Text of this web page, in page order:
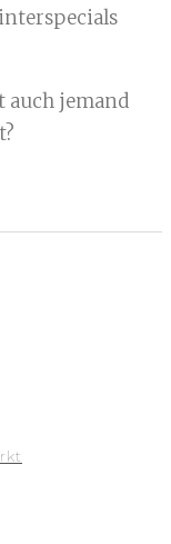
auch jemand